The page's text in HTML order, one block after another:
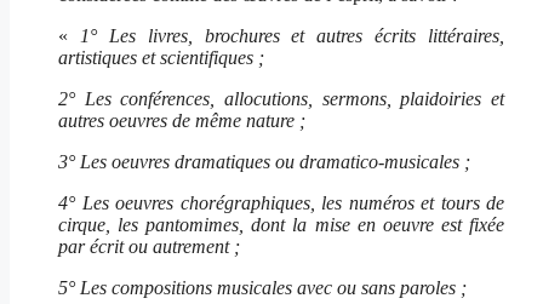
« 1° Les livres, brochures et autres écrits littéraires,
artistiques et scientifiques ;
2° Les conférences, allocutions, sermons, plaidoiries et
autres oeuvres de même nature ;
3° Les oeuvres dramatiques ou dramatico-musicales ;
4° Les oeuvres chorégraphiques, les numéros et tours de
cirque, les pantomimes, dont la mise en oeuvre est fixée
par écrit ou autrement ;
5° Les compositions musicales avec ou sans paroles ;